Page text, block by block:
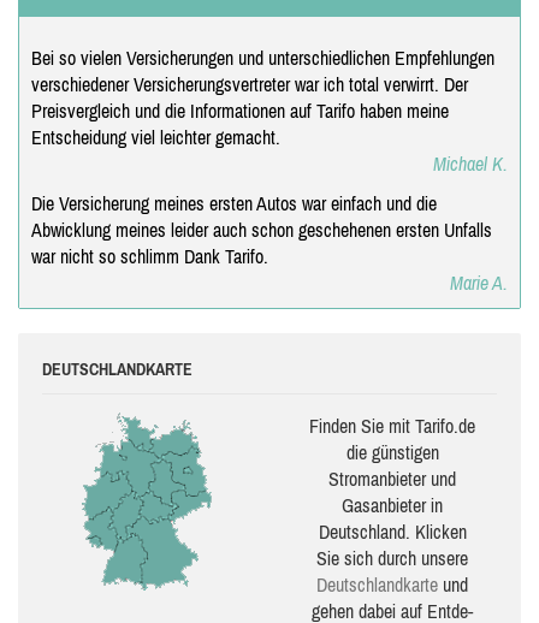
Bei so vielen Versicherungen und unterschiedlichen Empfehlungen
verschiedener Versicherungsvertreter war ich total verwirrt. Der
Preisvergleich und die Informationen auf Tarifo haben meine
Entscheidung viel leichter gemacht.
Michael K.
Die Versicherung meines ersten Autos war einfach und die
Abwicklung meines leider auch schon geschehenen ersten Unfalls
war nicht so schlimm Dank Tarifo.
Marie A.
DEUTSCHLANDKARTE
Finden Sie mit Tarifo.de
die güns­ti­gen
Stromanbieter und
Gasanbieter in
Deutschland. Klicken
Sie sich durch unsere
Deutsch­land­karte und
gehen dabei auf Ent­de­